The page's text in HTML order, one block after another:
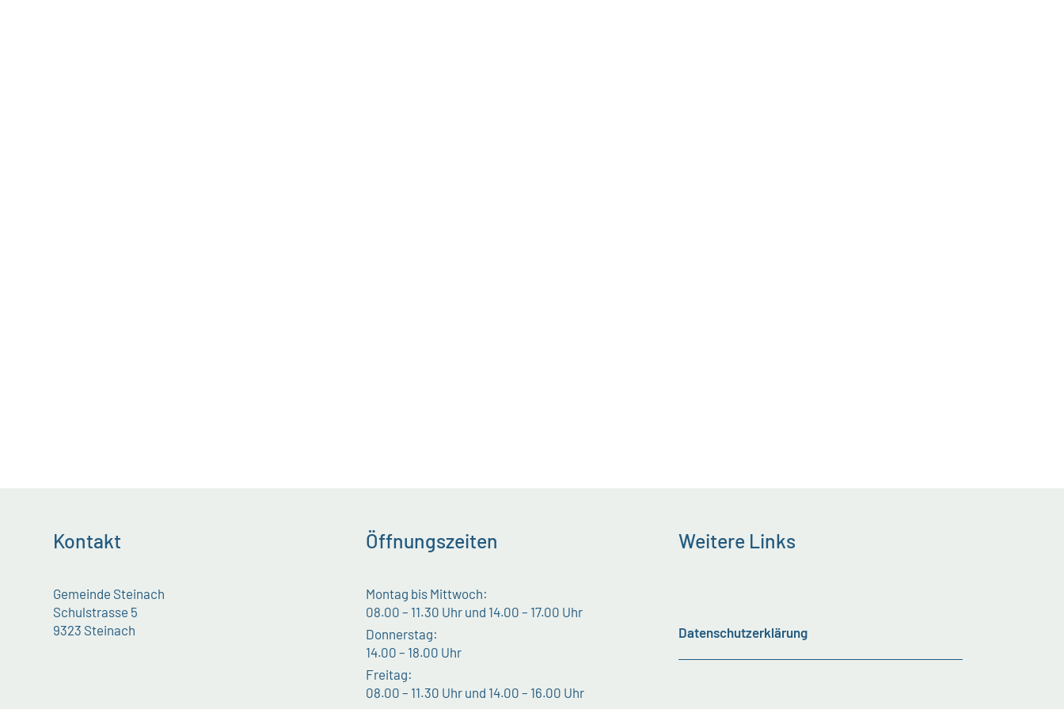
Kontakt
Gemeinde Steinach
Schulstrasse 5
9323 Steinach
Öffnungszeiten
Montag bis Mittwoch:
08.00 – 11.30 Uhr und 14.00 – 17.00 Uhr
Donnerstag:
14.00 – 18.00 Uhr
Freitag:
08.00 – 11.30 Uhr und 14.00 – 16.00 Uhr
Weitere Links
Datenschutzerklärung